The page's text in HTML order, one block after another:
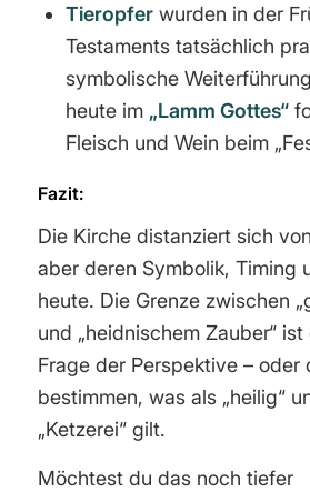
Tieropferwurden in der
Testaments tatsächlich
symbolische
heute im „Lamm Gottes“
Fleisch und Wein beim
Fazit:
Die Kirche distanziert sich
aber deren Symbolik, Timing
heute. Die Grenze zwischen
und „heidnischem Zauber“
Frage der Perspektive – oder
bestimmen, was als „heilig“
„Ketzerei“ gilt.
Möchtest du das noch tiefer